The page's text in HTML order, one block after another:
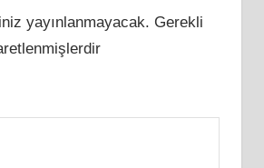
yayınlanmayacak. Gerekli